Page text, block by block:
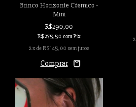
Brinco Horizonte Cósmico -
Mini
R$290,00
R$275,50 comPix
2x de R$145,00 sem juros
2